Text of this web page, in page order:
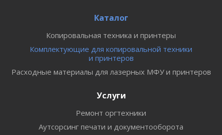
Каталог
Копировальная техника и принтеры
Комплектующие для копировальной техники
и принтеров
Расходные материалы для лазерных МФУ и принтеров
Услуги
Ремонт оргтехники
Аутсорсинг печати и документооборота